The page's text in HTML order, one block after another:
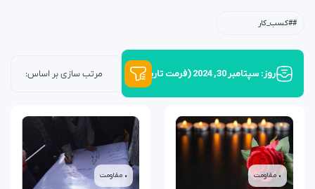
##کسب_کار
روز: سپتامبر 30, 2024 (فرمت تاریخ آرشیو روزانه)
• مقاومت • مقاومت